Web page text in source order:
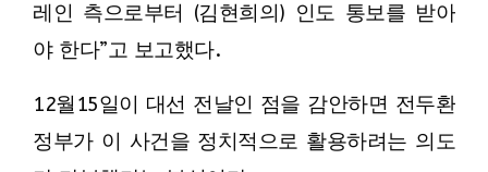
레인 측으로부터 (김현희의) 인도 통보를 받아
야 한다”고 보고했다.
12월15일이 대선 전날인 점을 감안하면 전두환
정부가 이 사건을 정치적으로 활용하려는 의도